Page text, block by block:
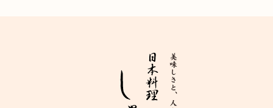
店舗情報
ご優待